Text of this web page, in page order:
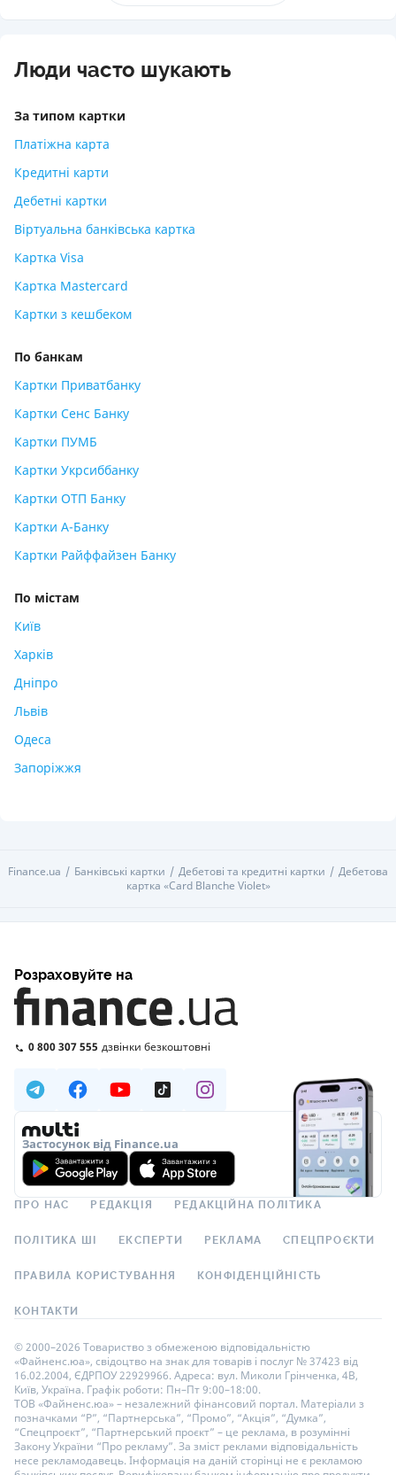
Люди часто шукають
За типом картки
Платіжна карта
Кредитні карти
Дебетні картки
Віртуальна банківська картка
Картка Visa
Картка Mastercard
Картки з кешбеком
По банкам
Картки Приватбанку
Картки Сенс Банку
Картки ПУМБ
Картки Укрсиббанку
Картки ОТП Банку
Картки А-Банку
Картки Райффайзен Банку
По містам
Київ
Харків
Дніпро
Львів
Одеса
Запоріжжя
Finance.ua Банківські картки Дебетові та кредитні картки
Дебетова
картка «Card Blanche Violet»
Розраховуйте на
0 800 307 555 дзвінки безкоштовні
Застосунок від Finance.ua
ПРО НАС РЕДАКЦІЯ РЕДАКЦІЙНА ПОЛІТИКА
ПОЛІТИКА ШІ ЕКСПЕРТИ РЕКЛАМА СПЕЦПРОЄКТИ
ПРАВИЛА КОРИСТУВАННЯ КОНФІДЕНЦІЙНІСТЬ
КОНТАКТИ
© 2000–2026 Товариство з обмеженою відповідальністю
«Файненс.юа», свідоцтво на знак для товарів і послуг № 37423 від
16.02.2004, ЄДРПОУ 22929966. Адреса: вул. Миколи Грінченка, 4В,
Київ, Україна. Графік роботи: Пн–Пт 9:00–18:00.
ТОВ «Файненс.юа» – незалежний фінансовий портал. Матеріали з
позначками “Р”, “Партнерська”, “Промо”, “Акція”, “Думка”,
“Спецпроєкт”, “Партнерський проєкт” – це реклама, в розумінні
Закону України “Про рекламу”. За зміст реклами відповідальність
несе рекламодавець. Інформація на даній сторінці не є рекламою